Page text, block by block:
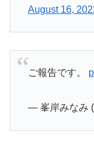
August 16,
ご報告です。
— 峯岸みなみ